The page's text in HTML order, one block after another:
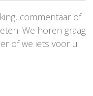
commentaar of
We horen graag
of we iets voor u